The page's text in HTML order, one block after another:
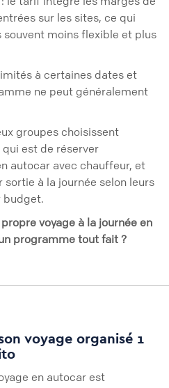
sur les sites, ce qui
souvent moins flexible et plus
à certaines dates et
ne peut généralement
groupes choisissent
qui est de réserver
autocar avec chauffeur, et
à la journée selon leurs
budget.
voyage à la journée en
programme tout fait ?
voyage organisé 1
en autocar est